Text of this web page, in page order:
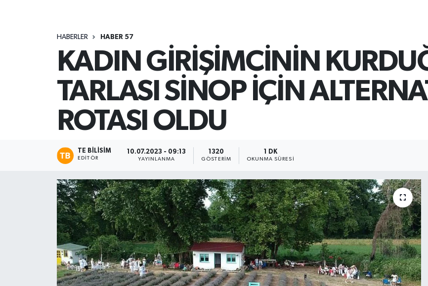
HABERLER HABER 57
KADIN GİRİŞİMCİNİN
TARLASI SİNOP İÇİN
ROTASI OLDU
TE BILISIM
EDITÖR
10.07.2023 - 09:13
YAYINLANMA
1320
GÖSTERIM
1 DK
OKUNMA SÜRESI